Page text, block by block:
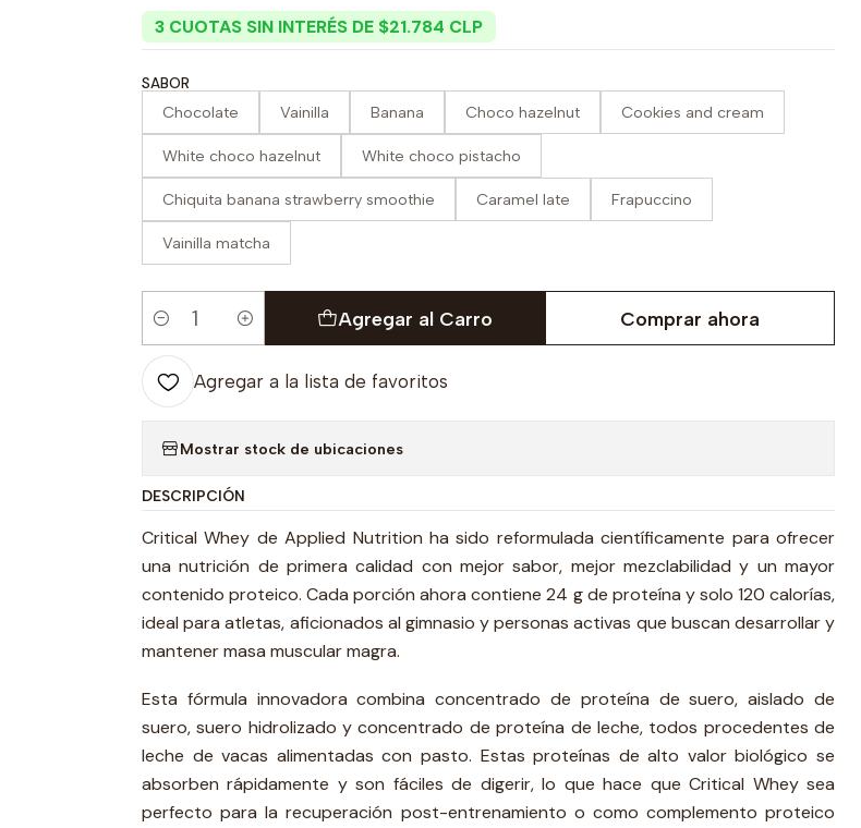
3 CUOTAS SIN INTERÉS DE $21.784 CLP
SABOR
Chocolate Vainilla Banana Choco hazelnut Cookies and cream
White choco hazelnut White choco pistacho
Chiquita banana strawberry smoothie Caramel late Frapuccino
Vainilla matcha
Cantidad
Agregar al Carro Comprar ahora
Agregar a la lista de favoritos
Mostrar stock de ubicaciones
DESCRIPCIÓN
Critical Whey de Applied Nutrition ha sido reformulada científicamente para ofrecer
una nutrición de primera calidad con mejor sabor, mejor mezclabilidad y un mayor
contenido proteico. Cada porción ahora contiene 24 g de proteína y solo 120 calorías,
ideal para atletas, aficionados al gimnasio y personas activas que buscan desarrollar y
mantener masa muscular magra.
Esta fórmula innovadora combina concentrado de proteína de suero, aislado de
suero, suero hidrolizado y concentrado de proteína de leche, todos procedentes de
leche de vacas alimentadas con pasto. Estas proteínas de alto valor biológico se
absorben rápidamente y son fáciles de digerir, lo que hace que Critical Whey sea
perfecto para la recuperación post-entrenamiento o como complemento proteico